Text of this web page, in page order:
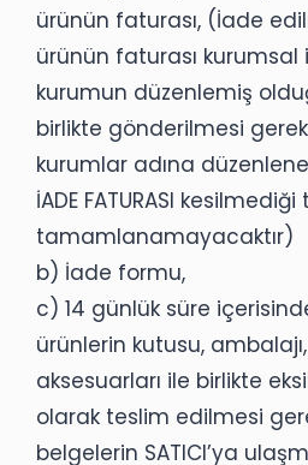
ürünün faturası, (İade
ürünün faturası kurumsal
kurumun düzenlemiş
birlikte gönderilmesi
kurumlar adına
İADE FATURASI
tamamlanamayacaktır)
b) İade formu,
c) 14 günlük süre
ürünlerin kutusu,
aksesuarları ile birlikte
olarak teslim edilmesi
belgelerin SATICI’ya